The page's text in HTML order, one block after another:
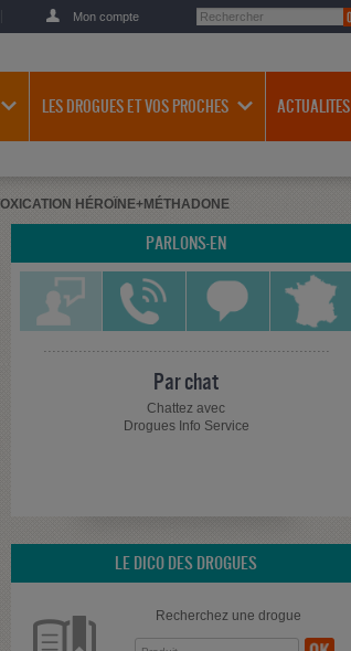
Mon compte
LES DROGUES ET VOS PROCHES ACTUALITES
HÉROÏNE+MÉTHADONE
PARLONS-EN
Par chat
Chattez avec
Drogues Info Service
LE DICO DES DROGUES
Recherchez une drogue